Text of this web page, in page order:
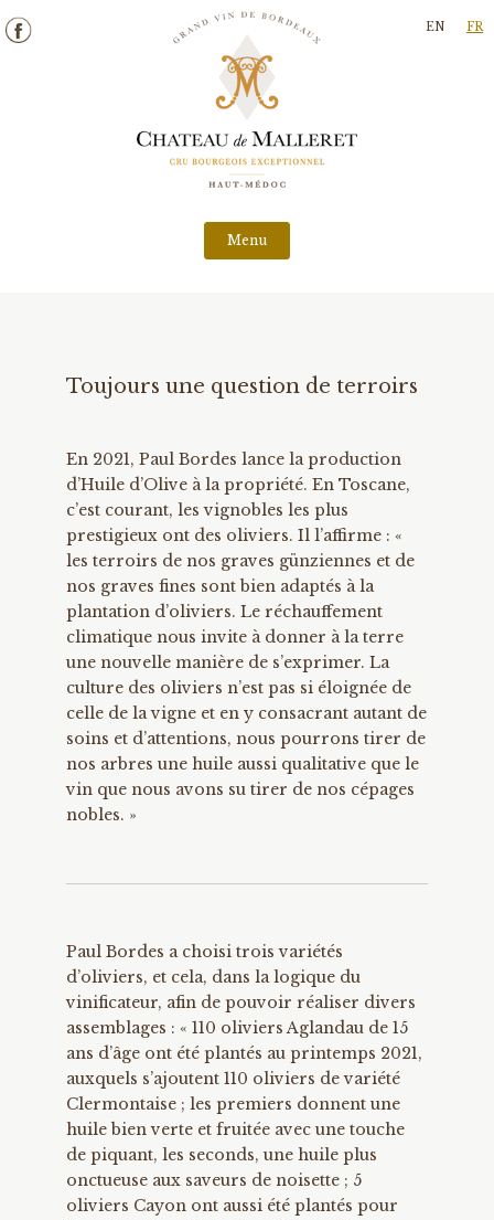
Skip
to
EN FR
Menu
Toujours une question de terroirs
En 2021, Paul Bordes lance la production
d’Huile d’Olive à la propriété. En Toscane,
c’est courant, les vignobles les plus
prestigieux ont des oliviers. Il l’affirme : «
les terroirs de nos graves günziennes et de
nos graves fines sont bien adaptés à la
plantation d’oliviers. Le réchauffement
climatique nous invite à donner à la terre
une nouvelle manière de s’exprimer. La
culture des oliviers n’est pas si éloignée de
celle de la vigne et en y consacrant autant de
soins et d’attentions, nous pourrons tirer de
nos arbres une huile aussi qualitative que le
vin que nous avons su tirer de nos cépages
nobles. »
Paul Bordes a choisi trois variétés
d’oliviers, et cela, dans la logique du
vinificateur, afin de pouvoir réaliser divers
assemblages : « 110 oliviers Aglandau de 15
ans d’âge ont été plantés au printemps 2021,
auxquels s’ajoutent 110 oliviers de variété
Clermontaise ; les premiers donnent une
huile bien verte et fruitée avec une touche
de piquant, les seconds, une huile plus
onctueuse aux saveurs de noisette ; 5
oliviers Cayon ont aussi été plantés pour